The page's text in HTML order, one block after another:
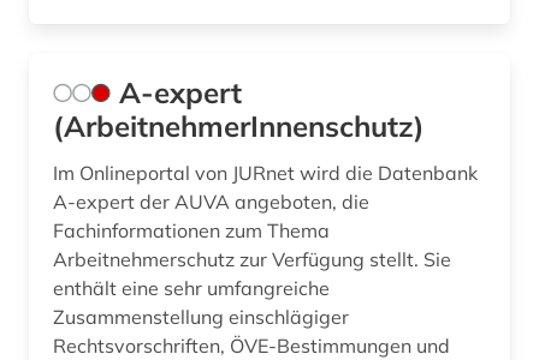
arbeitsstätten (1)
arbeitsstättenverordnung (1)
arbeitszeugis (1)
arbeitszeugnis (1)
arbitration (1)
Oesterreich (47)
Ostasien (4)
Osteuropa (3)
Polen (2)
Portugal (4)
A-expert
(ArbeitnehmerInnenschutz)
Im Onlineportal von JURnet wird die Datenbank
A-expert der AUVA angeboten, die
Fachinformationen zum Thema
Arbeitnehmerschutz zur Verfügung stellt. Sie
enthält eine sehr umfangreiche
Zusammenstellung einschlägiger
Rechtsvorschriften, ÖVE-Bestimmungen und